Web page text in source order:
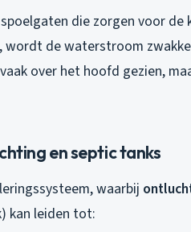
die zorgen voor de
wordt de waterstroom
over het hoofd gezien,
en septic tanks
waarbij
kan leiden tot: